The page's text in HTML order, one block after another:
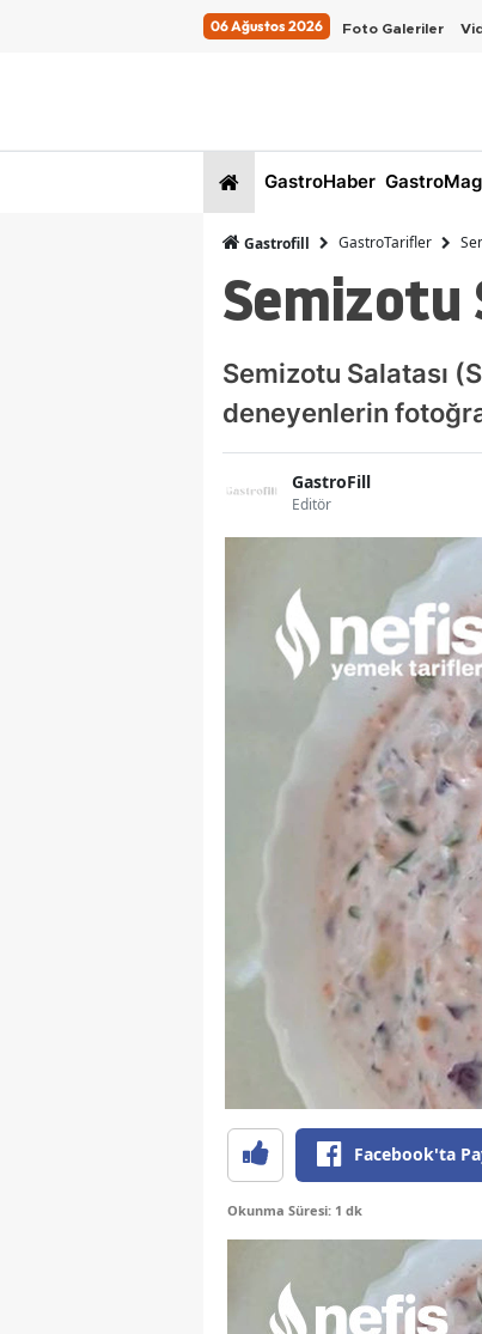
06 Ağustos 2026 Foto Galeriler
GastroHaber
Gastrofill GastroTarifler
Semizotu
Semizotu Salatası
deneyenlerin
GastroFill
Editör
Facebook'ta
Okunma Süresi: 1 dk